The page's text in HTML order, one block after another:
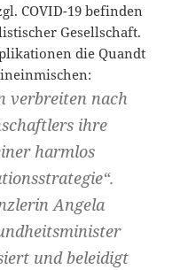
COVID-19 befinden
Gesellschaft.
die Quandt
verbreiten nach
ihre
harmlos
Angela
und beleidigt